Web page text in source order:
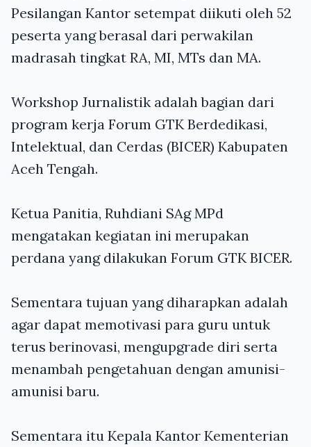
Pesilangan Kantor setempat diikuti oleh 52
peserta yang berasal dari perwakilan
madrasah tingkat RA, MI, MTs dan MA.
Workshop Jurnalistik adalah bagian dari
program kerja Forum GTK Berdedikasi,
Intelektual, dan Cerdas (BICER) Kabupaten
Aceh Tengah.
Ketua Panitia, Ruhdiani SAg MPd
mengatakan kegiatan ini merupakan
perdana yang dilakukan Forum GTK BICER.
Sementara tujuan yang diharapkan adalah
agar dapat memotivasi para guru untuk
terus berinovasi, mengupgrade diri serta
menambah pengetahuan dengan amunisi-
amunisi baru.
Sementara itu Kepala Kantor Kementerian